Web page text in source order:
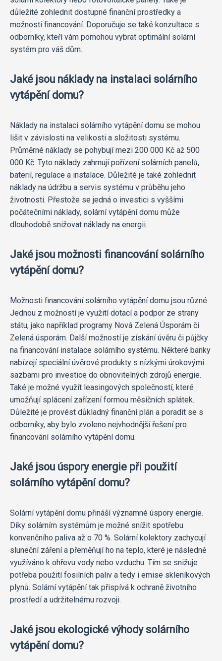
důležité zohlednit dostupné finanční prostředky a
možnosti financování. Doporučuje se také konzultace s
odborníky, kteří vám pomohou vybrat optimální solární
systém pro váš dům.
Jaké jsou náklady na instalaci solárního
vytápění domu?
Náklady na instalaci solárního vytápění domu se mohou
lišit v závislosti na velikosti a složitosti systému.
Průměrné náklady se pohybují mezi 200 000 Kč až 500
000 Kč. Tyto náklady zahrnují pořízení solárních panelů,
baterií, regulace a instalace. Důležité je také zohlednit
náklady na údržbu a servis systému v průběhu jeho
životnosti. Přestože se jedná o investici s vyššími
počátečními náklady, solární vytápění domu může
dlouhodobě snižovat náklady na energii.
Jaké jsou možnosti financování solárního
vytápění domu?
Možnosti financování solárního vytápění domu jsou různé.
Jednou z možností je využití dotací a podpor ze strany
státu, jako například programy Nová Zelená Úsporám či
Zelená úsporám. Další možností je získání úvěru či půjčky
na financování instalace solárního systému. Některé banky
nabízejí speciální úvěrové produkty s nízkými úrokovými
sazbami pro investice do obnovitelných zdrojů energie.
Také je možné využít leasingových společností, které
umožňují splácení zařízení formou měsíčních splátek.
Důležité je provést důkladný finanční plán a poradit se s
odborníky, aby bylo zvoleno nejvhodnější řešení pro
financování solárního vytápění domu.
Jaké jsou úspory energie při použití
solárního vytápění domu?
Solární vytápění domu přináší významné úspory energie.
Díky solárním systémům je možné snížit spotřebu
konvenčního paliva až o 70 %. Solární kolektory zachycují
sluneční záření a přeměňují ho na teplo, které je následně
využíváno k ohřevu vody nebo vzduchu. Tím se snižuje
potřeba použití fosilních paliv a tedy i emise skleníkových
plynů. Solární vytápění tak přispívá k ochraně životního
prostředí a udržitelnému rozvoji.
Jaké jsou ekologické výhody solárního
vytápění domu?